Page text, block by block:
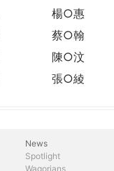
楊○惠
蔡○翰
陳○汶
張○綾
News
Spotlight
Wagorians